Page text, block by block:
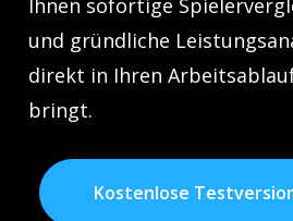
Ihnen sofortige
und gründliche
direkt in Ihren
bringt.
Kostenlose